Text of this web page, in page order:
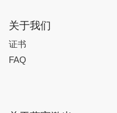
关于我们
证书
FAQ